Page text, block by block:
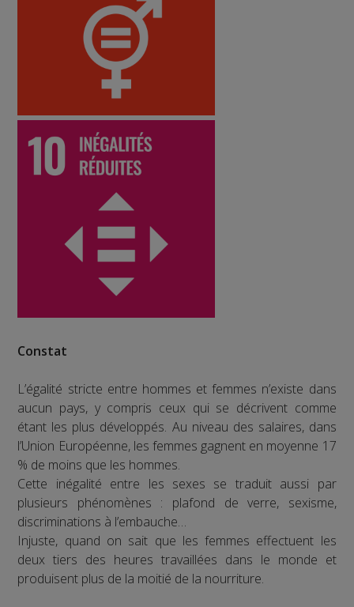
Constat
L’égalité stricte entre hommes et femmes n’existe dans
aucun pays, y compris ceux qui se décrivent comme
étant les plus développés. Au niveau des salaires, dans
l’Union Européenne, les femmes gagnent en moyenne 17
% de moins que les hommes.
Cette inégalité entre les sexes se traduit aussi par
plusieurs phénomènes : plafond de verre, sexisme,
discriminations à l’embauche…
Injuste, quand on sait que les femmes effectuent les
deux tiers des heures travaillées dans le monde et
produisent plus de la moitié de la nourriture.